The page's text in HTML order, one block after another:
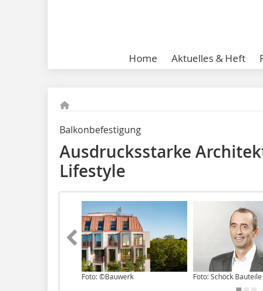
Home Aktuelles & Heft
Balkonbefestigung
Ausdrucksstarke
Lifestyle
Foto: ©Bauwerk Foto: Schöck